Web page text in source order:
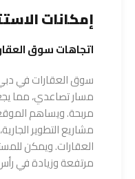
إمكانات
اتجاهات سوق
سوق العقارات في
مسار تصاعدي، مما
مربحة. ويساهم
مشاريع التطوير
العقارات. ويمكن
مرتفعة وزيادة في